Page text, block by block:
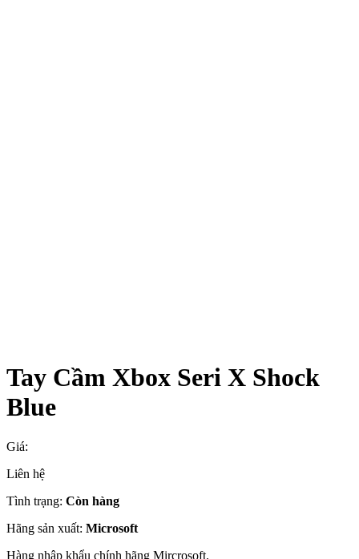
Tay Cầm Xbox Seri X Shock
Blue
Giá:
Liên hệ
Tình trạng: Còn hàng
Hãng sản xuất: Microsoft
Hàng nhập khẩu chính hãng Mircrosoft.